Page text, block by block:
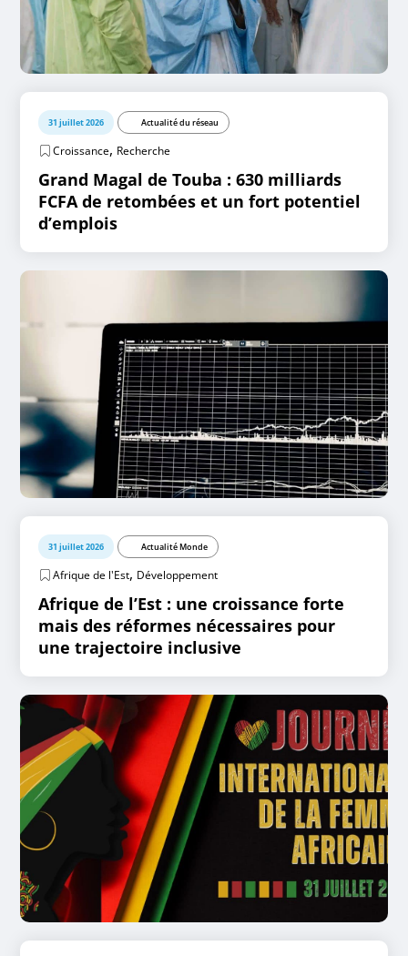
31 juillet 2026 Actualité du réseau
Croissance, Recherche
Grand Magal de Touba : 630 milliards
FCFA de retombées et un fort potentiel
d’emplois
31 juillet 2026 Actualité Monde
Afrique de l'Est, Développement
Afrique de l’Est : une croissance forte
mais des réformes nécessaires pour
une trajectoire inclusive